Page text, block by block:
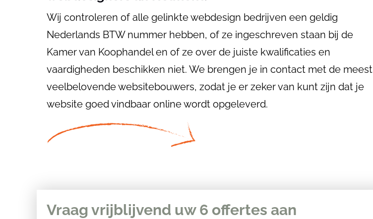
Wij controleren of alle gelinkte webdesign bedrijven een geldig
Nederlands BTW nummer hebben, of ze ingeschreven staan ​​bij de
Kamer van Koophandel en of ze over de juiste kwalificaties en
vaardigheden beschikken niet. We brengen je in contact met de meest
veelbelovende websitebouwers, zodat je er zeker van kunt zijn dat je
website goed vindbaar online wordt opgeleverd.
Vraag vrijblijvend uw 6 offertes aan